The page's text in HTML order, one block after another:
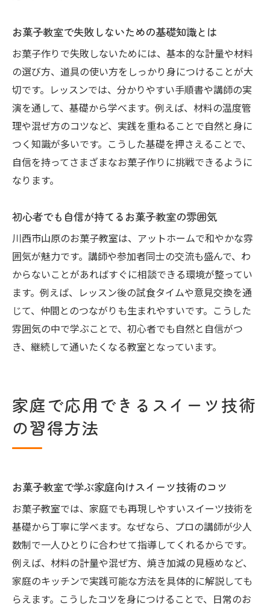
お菓子教室で失敗しないための基礎知識とは
お菓子作りで失敗しないためには、基本的な計量や材料
の選び方、道具の使い方をしっかり身につけることが大
切です。レッスンでは、分かりやすい手順書や講師の実
演を通して、基礎から学べます。例えば、材料の温度管
理や混ぜ方のコツなど、実践を重ねることで自然と身に
つく知識が多いです。こうした基礎を押さえることで、
自信を持ってさまざまなお菓子作りに挑戦できるように
なります。
初心者でも自信が持てるお菓子教室の雰囲気
川西市山原のお菓子教室は、アットホームで和やかな雰
囲気が魅力です。講師や参加者同士の交流も盛んで、わ
からないことがあればすぐに相談できる環境が整ってい
ます。例えば、レッスン後の試食タイムや意見交換を通
じて、仲間とのつながりも生まれやすいです。こうした
雰囲気の中で学ぶことで、初心者でも自然と自信がつ
き、継続して通いたくなる教室となっています。
家庭で応用できるスイーツ技術
の習得方法
お菓子教室で学ぶ家庭向けスイーツ技術のコツ
お菓子教室では、家庭でも再現しやすいスイーツ技術を
基礎から丁寧に学べます。なぜなら、プロの講師が少人
数制で一人ひとりに合わせて指導してくれるからです。
例えば、材料の計量や混ぜ方、焼き加減の見極めなど、
家庭のキッチンで実践可能な方法を具体的に解説しても
らえます。こうしたコツを身につけることで、日常のお